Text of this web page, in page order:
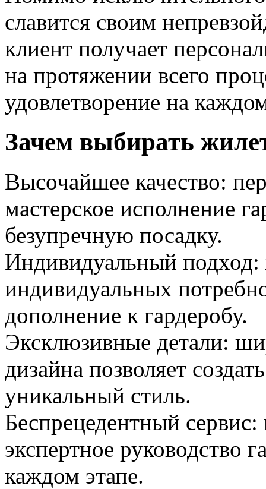
славится своим
клиент получает
на протяжении всего
удовлетворение на
Зачем выбирать
Высочайшее качество:
мастерское исполнение
безупречную посадку.
Индивидуальный подход:
индивидуальных
дополнение к гардеробу.
Эксклюзивные детали:
дизайна позволяет
уникальный стиль.
Беспрецедентный
экспертное руководство
каждом этапе.